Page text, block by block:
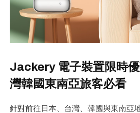
Jackery 電子裝置限時
灣韓國東南亞旅客必看
針對前往日本、台灣、韓國與東南亞